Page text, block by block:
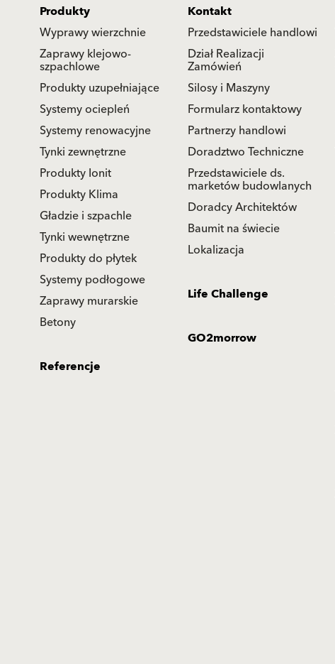
Produkty
Wyprawy wierzchnie
Zaprawy klejowo-
szpachlowe
Produkty uzupełniające
Systemy ociepleń
Systemy renowacyjne
Tynki zewnętrzne
Produkty Ionit
Produkty Klima
Gładzie i szpachle
Tynki wewnętrzne
Produkty do płytek
Systemy podłogowe
Zaprawy murarskie
Betony
Kontakt
Przedstawiciele handlowi
Dział Realizacji
Zamówień
Silosy i Maszyny
Formularz kontaktowy
Partnerzy handlowi
Doradztwo Techniczne
Przedstawiciele ds.
marketów budowlanych
Doradcy Architektów
Baumit na świecie
Lokalizacja
Life Challenge
GO2morrow
Referencje